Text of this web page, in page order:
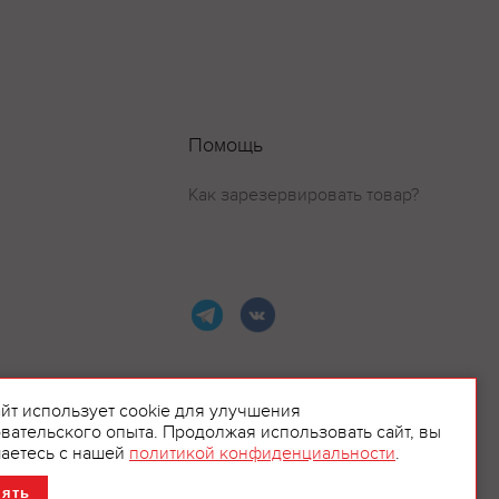
Помощь
Как зарезервировать товар?
использует cookie для улучшения
опыта. Продолжая использовать сайт, вы
с нашей политикой конфиденциальности.